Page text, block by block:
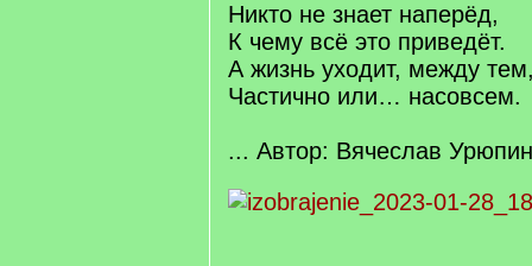
Никто не знает наперёд,
К чему всё это приведёт.
А жизнь уходит, между
Частично или… насовсем.
... Автор: Вячеслав